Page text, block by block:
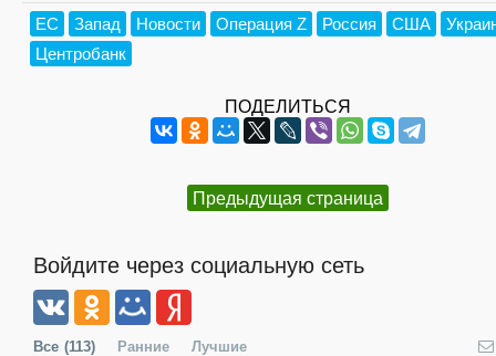
ЕС Запад Новости Операция Z Россия США
Центробанк
ПОДЕЛИТЬСЯ
Предыдущая страница
Войдите через социальную сеть
Все (113) Ранние Лучшие